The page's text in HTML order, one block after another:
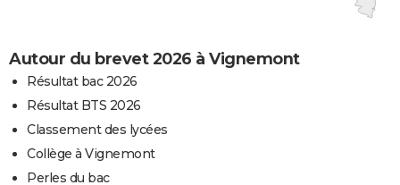
Autour du brevet 2026 à Vignemont
Résultat bac 2026
Résultat BTS 2026
Classement des lycées
Collège à Vignemont
Perles du bac